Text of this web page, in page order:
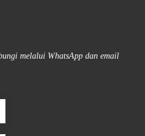
melalui WhatsApp dan email